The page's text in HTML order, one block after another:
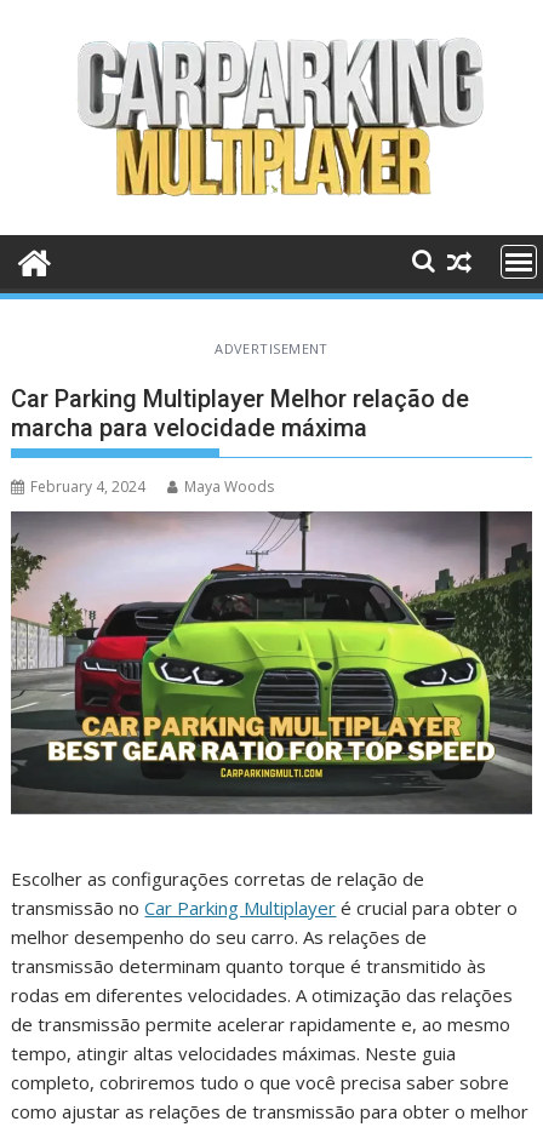
ADVERTISEMENT
Car Parking Multiplayer Melhor relação de
marcha para velocidade máxima
February 4, 2024 Maya Woods
Escolher as configurações corretas de relação de
transmissão noCar Parking Multiplayer é crucial para obter o
melhor desempenho do seu carro. As relações de
transmissão determinam quanto torque é transmitido às
rodas em diferentes velocidades. A otimização das relações
de transmissão permite acelerar rapidamente e, ao mesmo
tempo, atingir altas velocidades máximas. Neste guia
completo, cobriremos tudo o que você precisa saber sobre
como ajustar as relações de transmissão para obter o melhor